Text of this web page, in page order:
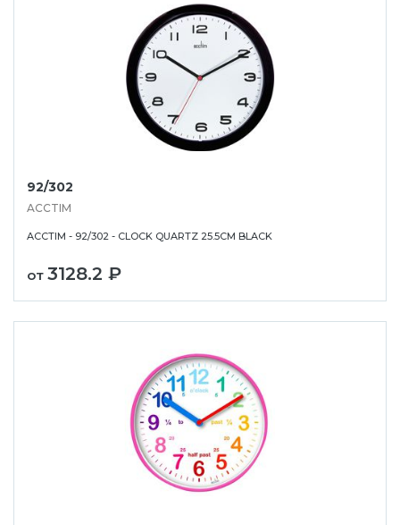
92/302
ACCTIM
ACCTIM - 92/302 - CLOCK QUARTZ 25.5CM BLACK
от 3128.2 ₽